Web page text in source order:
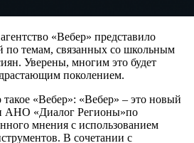
«Вебер» представило
по темам, связанных со школьным
Уверены, многим это будет
поколением.
«Вебер»: «Вебер» – это новый
АНО «Диалог Регионы»по
мнения с использованием
В сочетании с